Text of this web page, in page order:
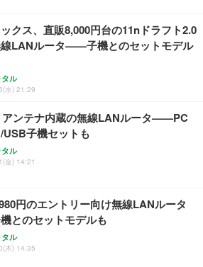
奥行58.5×高さ84～96cm テレワーク 在宅
ック
年保証 | 輝点保証 | 日本メーカー)
クス、直販8,000円台の11nドラフト2.0
LANルータ——子機とのセットモデル
ル
水) 21:29
アンテナ内蔵の無線LANルータ——PC
USB子機セットも
ル
金) 14:21
円のエントリー向け無線LANルータ
とのセットモデルも
ル
木) 14:35